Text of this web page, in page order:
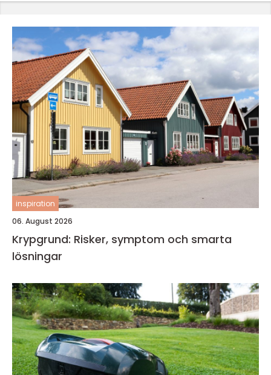
inspiration
06. August 2026
Krypgrund: Risker, symptom och smarta
lösningar